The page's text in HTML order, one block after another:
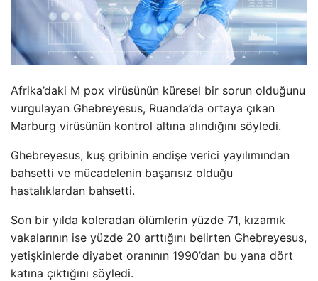
Afrika’daki M pox virüsünün küresel bir sorun olduğunu
vurgulayan Ghebreyesus, Ruanda’da ortaya çıkan
Marburg virüsünün kontrol altına alındığını söyledi.
Ghebreyesus, kuş gribinin endişe verici yayılımından
bahsetti ve mücadelenin başarısız olduğu
hastalıklardan bahsetti.
Son bir yılda koleradan ölümlerin yüzde 71, kızamık
vakalarının ise yüzde 20 arttığını belirten Ghebreyesus,
yetişkinlerde diyabet oranının 1990’dan bu yana dört
katına çıktığını söyledi.